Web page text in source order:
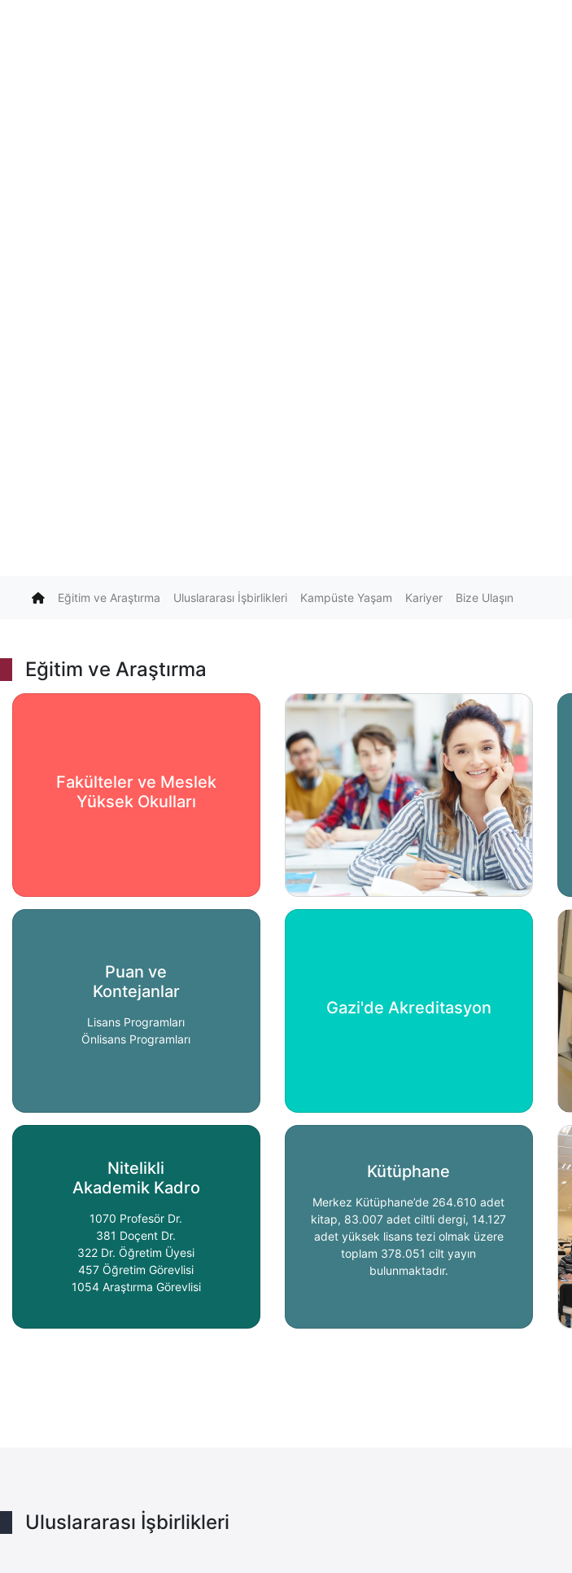
(current)
Eğitim ve Araştırma Uluslararası İşbirlikleri Kampüste Yaşam Kariyer Bize Ulaşın
Eğitim ve Araştırma
Fakülteler ve Meslek
Yüksek Okulları
Puan ve
Kontejanlar
Lisans Programları
Önlisans Programları
Gazi'de Akreditasyon
Nitelikli
Akademik Kadro
1070 Profesör Dr.
381 Doçent Dr.
322 Dr. Öğretim Üyesi
457 Öğretim Görevlisi
1054 Araştırma Görevlisi
Kütüphane
Merkez Kütüphane’de 264.610 adet
kitap, 83.007 adet ciltli dergi, 14.127
adet yüksek lisans tezi olmak üzere
toplam 378.051 cilt yayın
bulunmaktadır.
Uluslararası İşbirlikleri